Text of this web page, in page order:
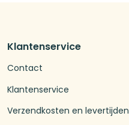
Klantenservice
Contact
Klantenservice
Verzendkosten en levertijden